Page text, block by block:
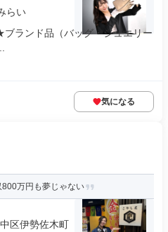
らい
ランド品（バッグ・ジュエリー
気になる
万円も夢じゃない
区伊勢佐木町